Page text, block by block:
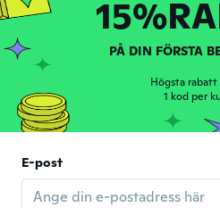
Eva
Prsten moc hezkx
A
PÅ DIN FÖRSTA
Högsta rabatt
1 kod per
E-post